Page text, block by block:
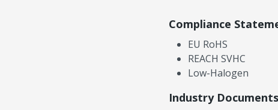
Compliance
EU RoHS
REACH SVHC
Low-Halogen
Industry Documents